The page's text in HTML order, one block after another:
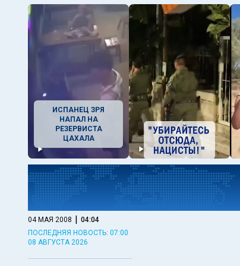
ИСПАНЕЦ ЗРЯ
НАПАЛ НА
РЕЗЕРВИСТА
ЦАХАЛА
04 МАЯ 2008 | 04:04
ПОСЛЕДНЯЯ НОВОСТЬ: 07:00
08 АВГУСТА 2026